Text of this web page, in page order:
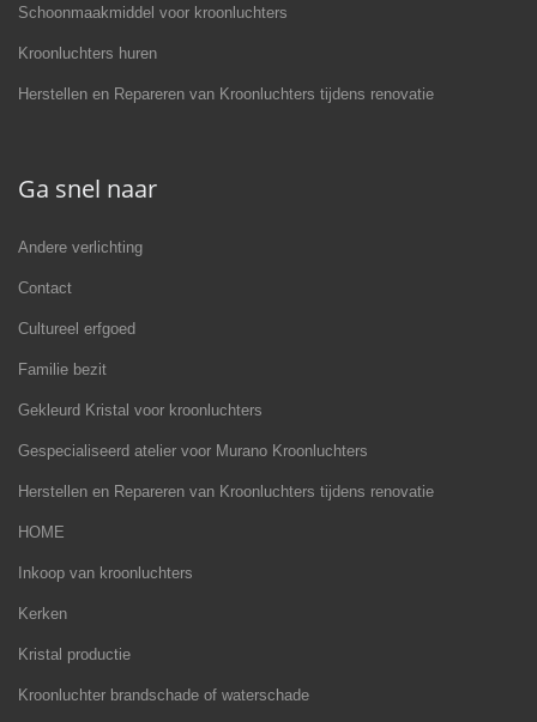
Schoonmaakmiddel voor kroonluchters
Kroonluchters huren
Herstellen en Repareren van Kroonluchters tijdens renovatie
Ga snel naar
Andere verlichting
Contact
Cultureel erfgoed
Familie bezit
Gekleurd Kristal voor kroonluchters
Gespecialiseerd atelier voor Murano Kroonluchters
Herstellen en Repareren van Kroonluchters tijdens renovatie
HOME
Inkoop van kroonluchters
Kerken
Kristal productie
Kroonluchter brandschade of waterschade